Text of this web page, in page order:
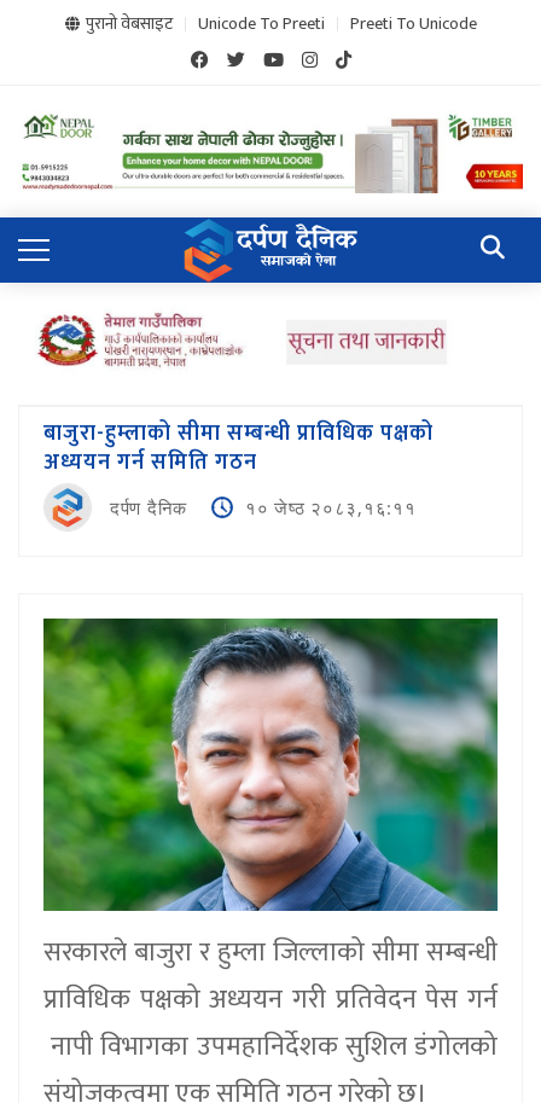
पुरानो वेबसाइट Unicode To Preeti Preeti To Unicode
बाजुरा-हुम्लाको सीमा सम्बन्धी प्राविधिक पक्षको
अध्ययन गर्न समिति गठन
दर्पण दैनिक १० जेष्ठ २०८३,१६:११
सरकारले बाजुरा र हुम्ला जिल्लाको सीमा सम्बन्धी
प्राविधिक पक्षको अध्ययन गरी प्रतिवेदन पेस गर्न
नापी विभागका उपमहानिर्देशक सुशिल डंगोलको
संयोजकत्वमा एक समिति गठन गरेको छ।